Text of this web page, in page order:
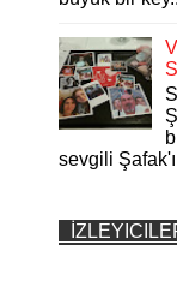
sevgili